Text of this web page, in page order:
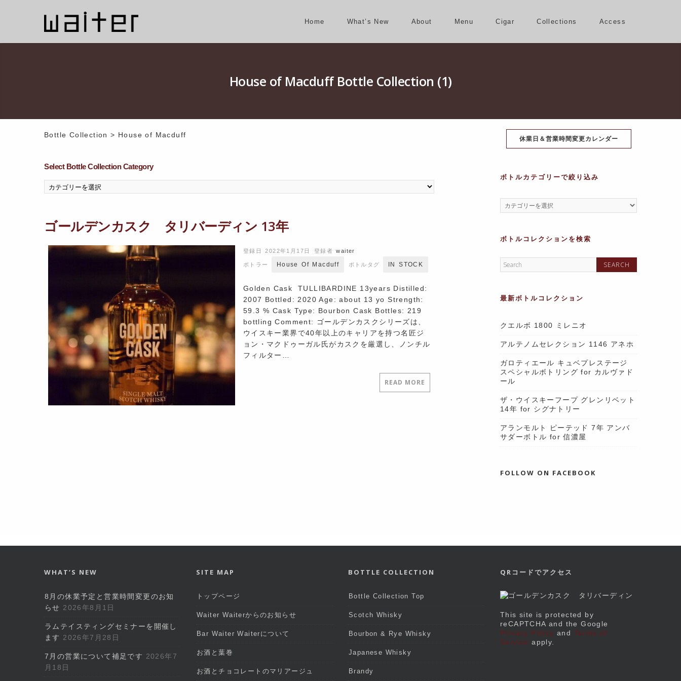
Home What’s New About Menu Cigar Collections Access
House of Macduff Bottle Collection (1)
Bottle Collection > House of Macduff
Select Bottle Collection Category
ゴールデンカスク タリバーディン 13年
登録日 2022年1月17日 登録者waiter
ボトラー House Of Macduff ボトルタグ IN STOCK
Golden Cask TULLIBARDINE 13years Distilled:
2007 Bottled: 2020 Age: about 13 yo Strength:
59.3 % Cask Type: Bourbon Cask Bottles: 219
bottling Comment: ゴールデンカスクシリーズは、
ウイスキー業界で40年以上のキャリアを持つ名匠ジ
ョン・マクドゥーガル氏がカスクを厳選し、ノンチル
フィルター…
READ MORE
休業日＆営業時間変更カレンダー
ボトルカテゴリーで絞り込み
ボトルコレクションを検索
最新ボトルコレクション
クエルボ 1800 ミレニオ
アルテノムセレクション 1146 アネホ
ガロティエール キュベプレステージ
スペシャルボトリング for カルヴァド
ール
ザ・ウイスキーフープ グレンリベット
14年 for シグナトリー
アランモルト ピーテッド 7年 アンバ
サダーボトル for 信濃屋
FOLLOW ON FACEBOOK
WHAT’S NEW
8月の休業予定と営業時間変更のお知
らせ 2026年8月1日
ラムテイスティングセミナーを開催し
ます 2026年7月28日
7月の営業について補足です 2026年7
月18日
SITE MAP
トップページ
Waiter Waiterからのお知らせ
Bar Waiter Waiterについて
お酒と葉巻
お酒とチョコレートのマリアージュ
BOTTLE COLLECTION
Bottle Collection Top
Scotch Whisky
Bourbon & Rye Whisky
Japanese Whisky
Brandy
QRコードでアクセス
This site is protected by
reCAPTCHA and the Google
Privacy Policy and Terms of
Service apply.